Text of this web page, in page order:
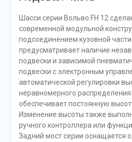
Шасси серии Вольво FH 12
современной модульной
подсоединением кузовной
предусматривает наличие
подвески и зависимой
подвески с электронным
автоматической регулировки
неравномерного распределения
обеспечивает постоянную
Изменение высоты также
ручного контроллера или
Задний мост серии оснащается